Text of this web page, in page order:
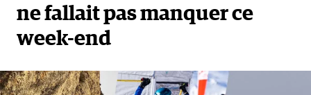
ne fallait pas manquer ce
week-end